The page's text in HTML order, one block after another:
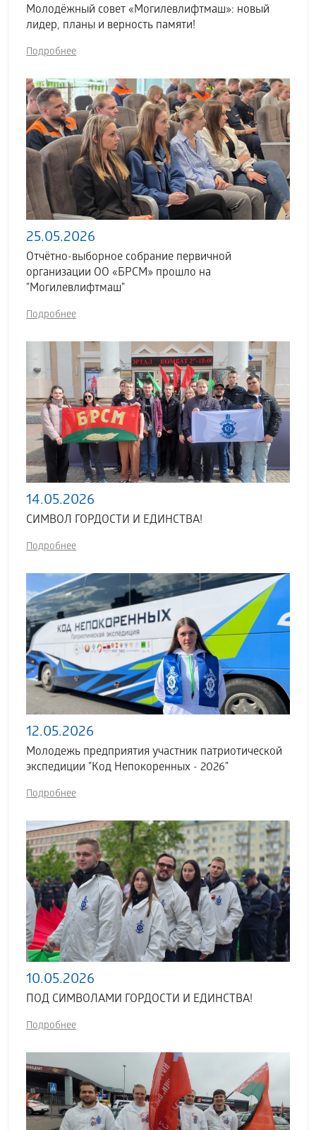
Молодёжный совет «Могилевлифтмаш»: новый
лидер, планы и верность памяти!
Подробнее
25.05.2026
Отчётно-выборное собрание первичной
организации ОО «БРСМ» прошло на
"Могилевлифтмаш"
Подробнее
14.05.2026
СИМВОЛ ГОРДОСТИ И ЕДИНСТВА!
Подробнее
12.05.2026
Молодежь предприятия участник патриотической
экспедиции "Код Непокоренных - 2026"
Подробнее
10.05.2026
ПОД СИМВОЛАМИ ГОРДОСТИ И ЕДИНСТВА!
Подробнее